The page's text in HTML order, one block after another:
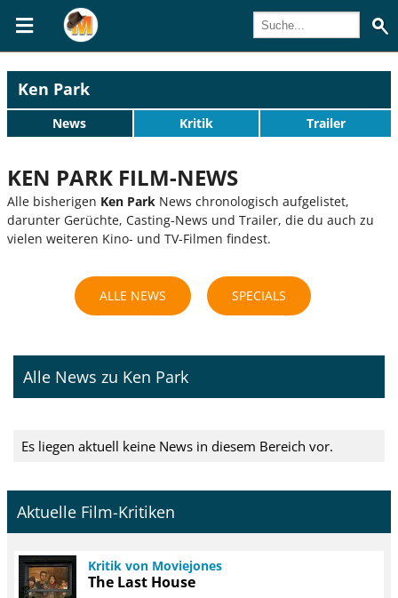
Ken Park
News Kritik Trailer
KEN PARK FILM-NEWS
Alle bisherigen Ken Park News chronologisch aufgelistet,
darunter Gerüchte, Casting-News und Trailer, die du auch zu
vielen weiteren Kino- und TV-Filmen findest.
ALLE NEWS SPECIALS
Alle News zu Ken Park
Es liegen aktuell keine News in diesem Bereich vor.
Aktuelle Film-Kritiken
Kritik von Moviejones
The Last House